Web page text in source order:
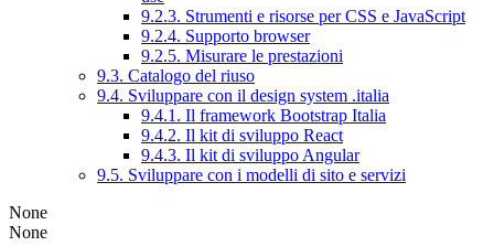
9.2.3. Strumenti e risorse per CSS e JavaScript
9.2.4. Supporto browser
9.2.5. Misurare le prestazioni
9.3. Catalogo del riuso
9.4. Sviluppare con il design system .italia
9.4.1. Il framework Bootstrap Italia
9.4.2. Il kit di sviluppo React
9.4.3. Il kit di sviluppo Angular
9.5. Sviluppare con i modelli di sito e servizi
None
None